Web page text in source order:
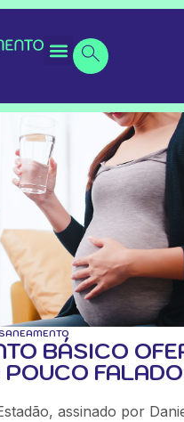
BÁSICO
POUCO FALADO
assinado por